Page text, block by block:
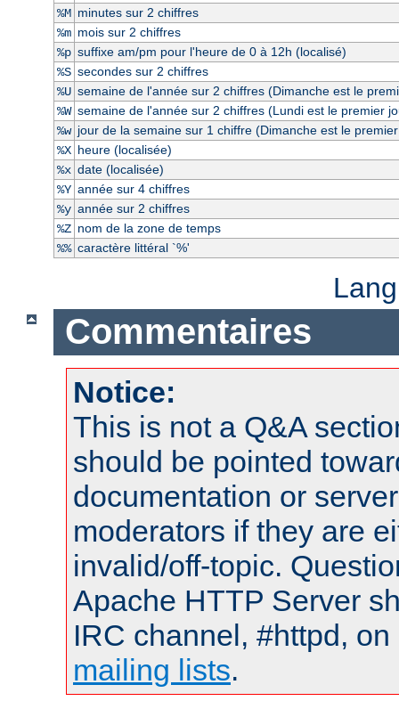
%M minutes sur 2 chiffres
%m mois sur 2 chiffres
%p suffixe am/pm pour l'heure de 0 à 12h (localisé)
%S secondes sur 2 chiffres
%U semaine de l'année sur 2 chiffres (Dimanche est le
%W semaine de l'année sur 2 chiffres (Lundi est le premier
%w jour de la semaine sur 1 chiffre (Dimanche est le
%X heure (localisée)
%x date (localisée)
%Y année sur 4 chiffres
%y année sur 2 chiffres
%Z nom de la zone de temps
%% caractère littéral `%'
Commentaires
Notice:
This is not a Q&A
should be pointed
documentation or
moderators if they are
invalid/off-topic.
Apache HTTP Server
IRC channel, #httpd,
mailing lists.